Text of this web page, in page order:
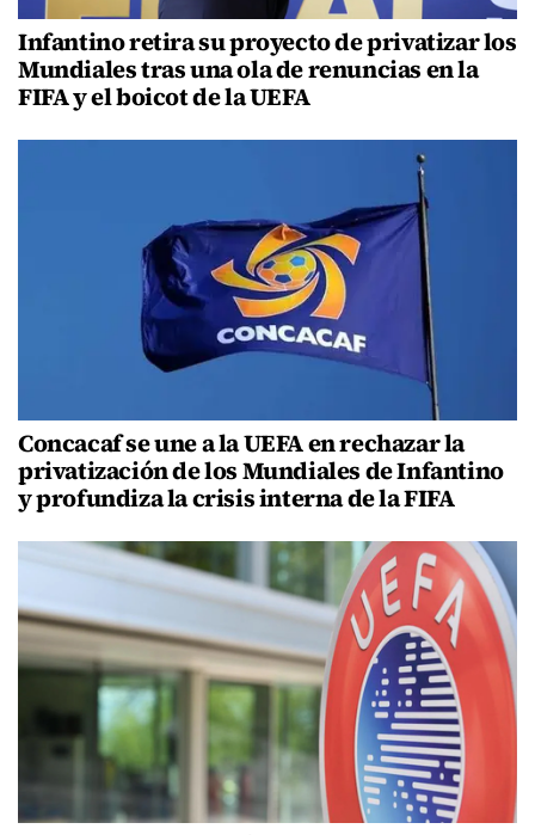
Infantino retira su proyecto de privatizar los
Mundiales tras una ola de renuncias en la
FIFA y el boicot de la UEFA
Concacaf se une a la UEFA en rechazar la
privatización de los Mundiales de Infantino
y profundiza la crisis interna de la FIFA